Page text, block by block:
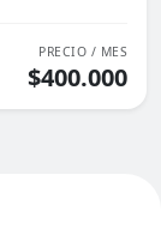
PRECIO / MES
$400.000